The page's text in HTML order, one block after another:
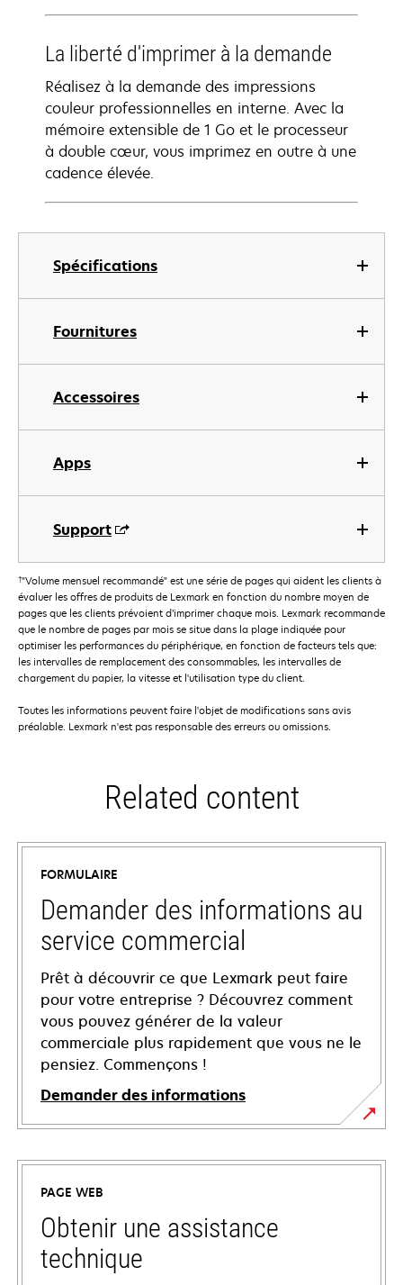
Spécifications
Fournitures
Accessoires
Apps
Support
La liberté d'imprimer à la demande
Réalisez à la demande des impressions
couleur professionnelles en interne. Avec la
mémoire extensible de 1 Go et le processeur
à double cœur, vous imprimez en outre à une
cadence élevée.
†"Volume mensuel recommandé" est une série de pages qui aident les clients à
évaluer les offres de produits de Lexmark en fonction du nombre moyen de
pages que les clients prévoient d’imprimer chaque mois. Lexmark recommande
que le nombre de pages par mois se situe dans la plage indiquée pour
optimiser les performances du périphérique, en fonction de facteurs tels que:
les intervalles de remplacement des consommables, les intervalles de
chargement du papier, la vitesse et l'utilisation type du client.
Toutes les informations peuvent faire l'objet de modifications sans avis
préalable. Lexmark n'est pas responsable des erreurs ou omissions.
Related content
FORMULAIRE
Demander des informations au
service commercial
Prêt à découvrir ce que Lexmark peut faire
pour votre entreprise ? Découvrez comment
vous pouvez générer de la valeur
commerciale plus rapidement que vous ne le
pensiez. Commençons !
Demander des informations
PAGE WEB
Obtenir une assistance
technique